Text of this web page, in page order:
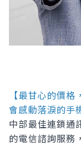
【最甘心的價格
會感動落淚的手
中部最佳連鎖通
的電信諮詢服務